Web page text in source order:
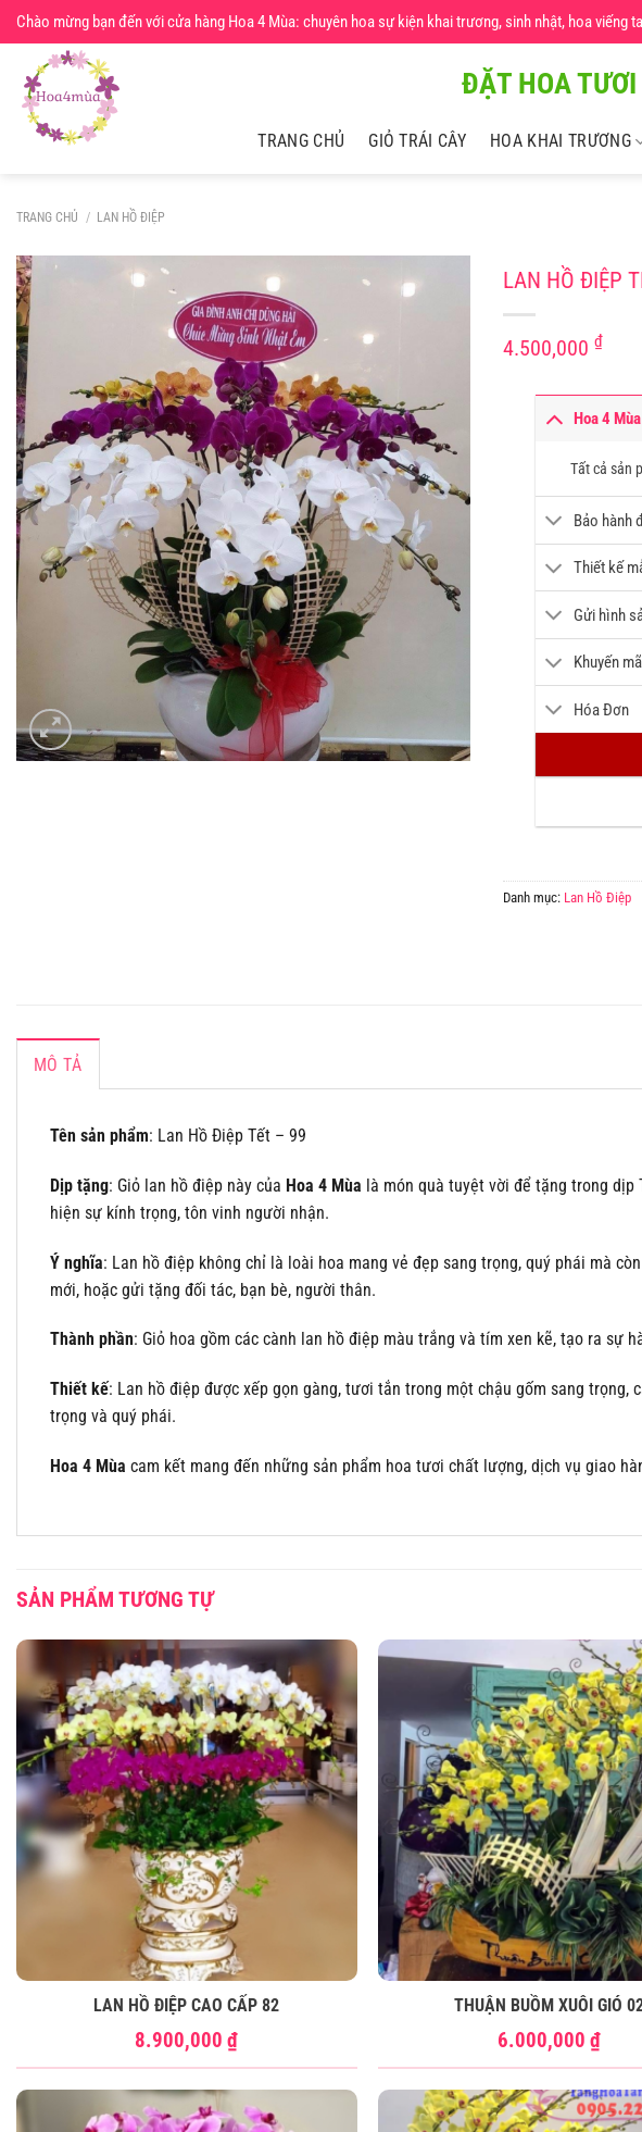
Chuyển
đến
dung
Chào mừng bạn đến với cửa hàng Hoa 4 Mùa: chuyên hoa sự kiện khai trương, sinh nhật, hoa viếng
ĐẶT HOA
TRANG CHỦ GIỎ TRÁI CÂY HOA KHAI TRƯƠNG
TRANG CHỦ / LAN HỒ ĐIỆP
LAN HỒ ĐIỆP
4.500,000 ₫
Hoa 4
Tất cả sản
Bảo hành
Thiết kế
Gửi hình
Khuyến
Hóa Đơn
Danh mục: Lan Hồ Điệp
MÔ TẢ
Tên sản phẩm: Lan Hồ Điệp Tết – 99
Dịp tặng: Giỏ lan hồ điệp này của Hoa 4 Mùa là món quà tuyệt vời để tặng trong
hiện sự kính trọng, tôn vinh người nhận.
Ý nghĩa: Lan hồ điệp không chỉ là loài hoa mang vẻ đẹp sang trọng, quý phái mà
mới, hoặc gửi tặng đối tác, bạn bè, người thân.
Thành phần: Giỏ hoa gồm các cành lan hồ điệp màu trắng và tím xen kẽ, tạo ra
Thiết kế: Lan hồ điệp được xếp gọn gàng, tươi tắn trong một chậu gốm sang
trọng và quý phái.
Hoa 4 Mùa cam kết mang đến những sản phẩm hoa tươi chất lượng, dịch vụ giao
SẢN PHẨM TƯƠNG TỰ
LAN HỒ ĐIỆP CAO CẤP 82
8.900,000₫
THUẬN BUỒM XUÔI GIÓ
6.000,000 ₫